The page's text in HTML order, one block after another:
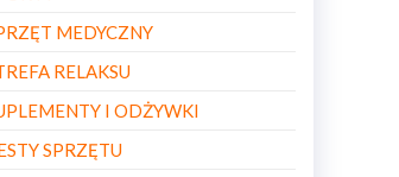
MEDYCZNY
RELAKSU
I ODŻYWKI
SPRZĘTU